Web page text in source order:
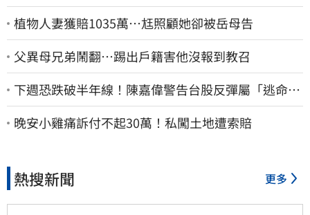
植物人妻獲賠1035萬…尪照顧她卻被岳母告
父異母兄弟鬧翻…踢出戶籍害他沒報到教召
下週恐跌破半年線！陳嘉偉警告台股反彈屬「逃命
波」：空頭大屠殺剛開始
晚安小雞痛訴付不起30萬！私闖土地遭索賠
熱搜新聞 更多